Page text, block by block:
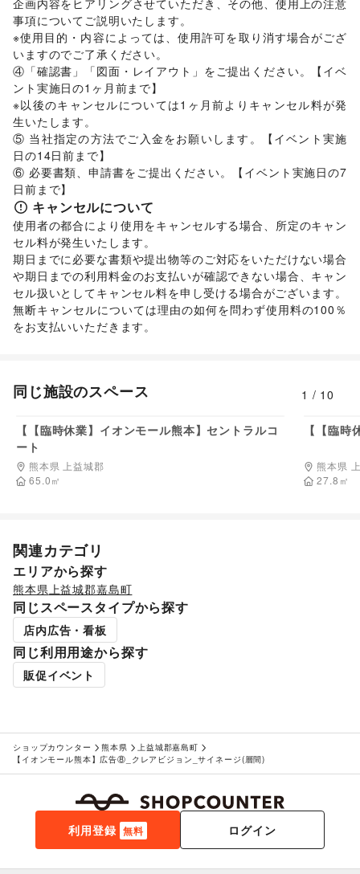
/NPO・ボランティア活動/ その他NPO・公共団体
ビジネス・オフィス
法人向けサービス/オフィス家具・OA機器 /
イベント企画・運営/その他ビジネス・オフィス
その他活動・個人
その他活動・個人
企画内容をヒアリングさせていただき、その他、使用上の注意
事項についてご説明いたします。
※使用目的・内容によっては、使用許可を取り消す場合がござ
いますのでご了承ください。
④「確認書」「図面・レイアウト」をご提出ください。【イベ
ント実施日の1ヶ月前まで】
※以後のキャンセルについては1ヶ月前よりキャンセル料が発
生いたします。
⑤ 当社指定の方法でご入金をお願いします。【イベント実施
日の14日前まで】
⑥ 必要書類、申請書をご提出ください。【イベント実施日の7
日前まで】
キャンセルについて
使用者の都合により使用をキャンセルする場合、所定のキャン
セル料が発生いたします。
期日までに必要な書類や提出物等のご対応をいただけない場合
や期日までの利用料金のお支払いが確認できない場合、キャン
セル扱いとしてキャンセル料を申し受ける場合がございます。
無断キャンセルについては理由の如何を問わず使用料の100％
をお支払いいただきます。
同じ施設のスペース 1 / 10
【【臨時休業】イオンモール熊本】セントラルコ
ート
熊本県 上益城郡
65.0㎡
【【臨
熊本県
27.8 ㎡
関連カテゴリ
エリアから探す
熊本県上益城郡嘉島町
同じスペースタイプから探す
店内広告・看板
同じ利用用途から探す
販促イベント
ショップカウンター 熊本県
上益城郡嘉島町
【イオンモール熊本】広告⑧_クレアビジョン_サイネージ(層間)
利用登録 無料 ログイン